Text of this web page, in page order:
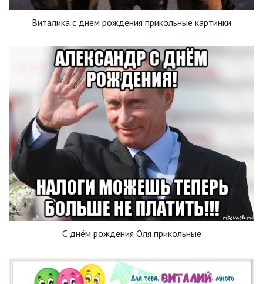
Виталика с днем рождения прикольные картинки
С днём рождения Оля прикольные